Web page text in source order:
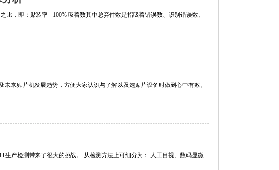
，即：贴装率= 100% 吸着数其中总弃件数是指吸着错误数、识别错误数、
来贴片机发展趋势，方便大家认识与了解以及选贴片设备时做到心中有数。
产检测带来了很大的挑战。 从检测方法上可细分为： 人工目视、数码显微